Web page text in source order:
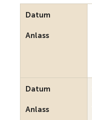
Datum
Anlass
Datum
Anlass